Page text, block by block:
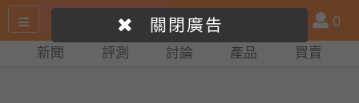
尋
產
品
比
會
員
0
新聞 評測 討論 產品 買賣
關閉廣告